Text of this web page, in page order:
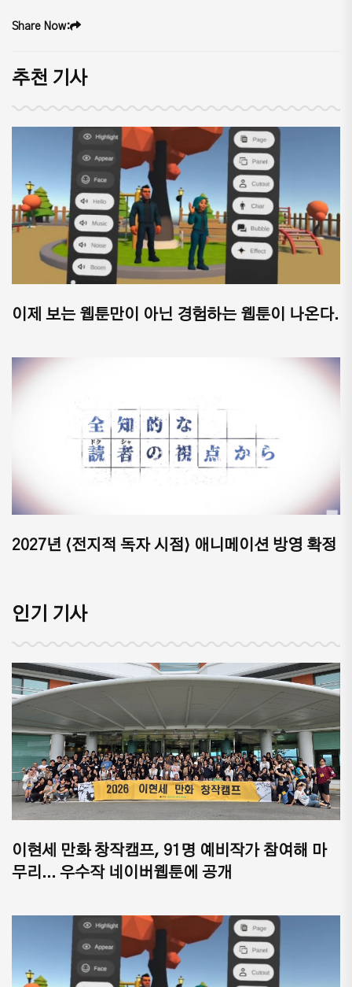
Share Now:
추천 기사
이제 보는 웹툰만이 아닌 경험하는 웹툰이 나온다.
2027년 ⟨전지적 독자 시점⟩ 애니메이션 방영 확정
인기 기사
이현세 만화 창작캠프, 91명 예비작가 참여해 마
무리... 우수작 네이버웹툰에 공개